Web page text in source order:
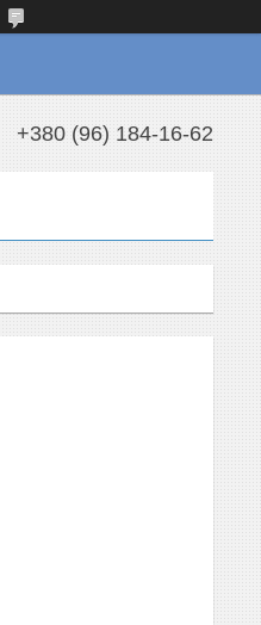
+380 (96) 184-16-62